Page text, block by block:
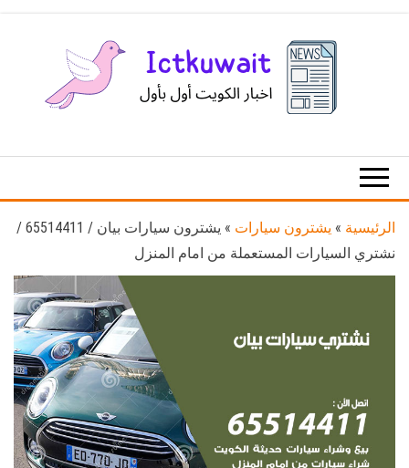
الكويت
الرئيسية » يشترون سيارات »
يشترون سيارات بيان / 65514411 /
نشتري السيارات المستعملة من امام المنزل